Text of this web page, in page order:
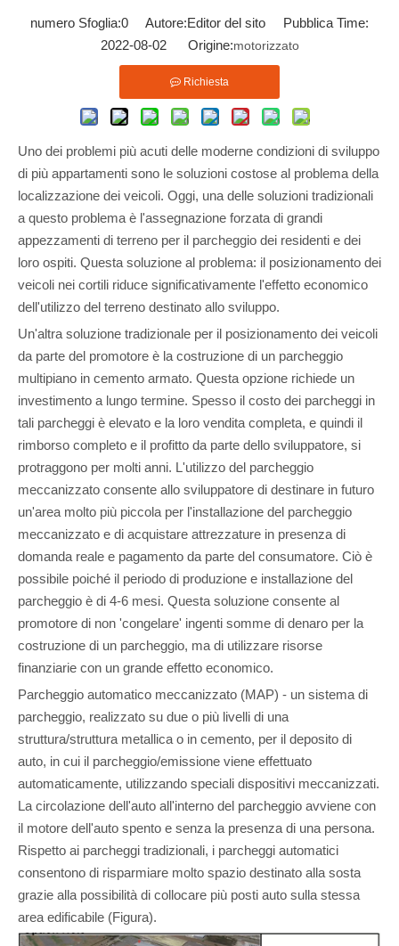
numero Sfoglia:0 Autore:Editor del sito Pubblica Time:
2022-08-02 Origine:motorizzato
Richiesta
Uno dei problemi più acuti delle moderne condizioni di sviluppo
di più appartamenti sono le soluzioni costose al problema della
localizzazione dei veicoli. Oggi, una delle soluzioni tradizionali
a questo problema è l'assegnazione forzata di grandi
appezzamenti di terreno per il parcheggio dei residenti e dei
loro ospiti. Questa soluzione al problema: il posizionamento dei
veicoli nei cortili riduce significativamente l'effetto economico
dell'utilizzo del terreno destinato allo sviluppo.
Un'altra soluzione tradizionale per il posizionamento dei veicoli
da parte del promotore è la costruzione di un parcheggio
multipiano in cemento armato. Questa opzione richiede un
investimento a lungo termine. Spesso il costo dei parcheggi in
tali parcheggi è elevato e la loro vendita completa, e quindi il
rimborso completo e il profitto da parte dello sviluppatore, si
protraggono per molti anni. L'utilizzo del parcheggio
meccanizzato consente allo sviluppatore di destinare in futuro
un'area molto più piccola per l'installazione del parcheggio
meccanizzato e di acquistare attrezzature in presenza di
domanda reale e pagamento da parte del consumatore. Ciò è
possibile poiché il periodo di produzione e installazione del
parcheggio è di 4-6 mesi. Questa soluzione consente al
promotore di non 'congelare' ingenti somme di denaro per la
costruzione di un parcheggio, ma di utilizzare risorse
finanziarie con un grande effetto economico.
Parcheggio automatico meccanizzato (MAP) - un sistema di
parcheggio, realizzato su due o più livelli di una
struttura/struttura metallica o in cemento, per il deposito di
auto, in cui il parcheggio/emissione viene effettuato
automaticamente, utilizzando speciali dispositivi meccanizzati.
La circolazione dell'auto all'interno del parcheggio avviene con
il motore dell'auto spento e senza la presenza di una persona.
Rispetto ai parcheggi tradizionali, i parcheggi automatici
consentono di risparmiare molto spazio destinato alla sosta
grazie alla possibilità di collocare più posti auto sulla stessa
area edificabile (Figura).